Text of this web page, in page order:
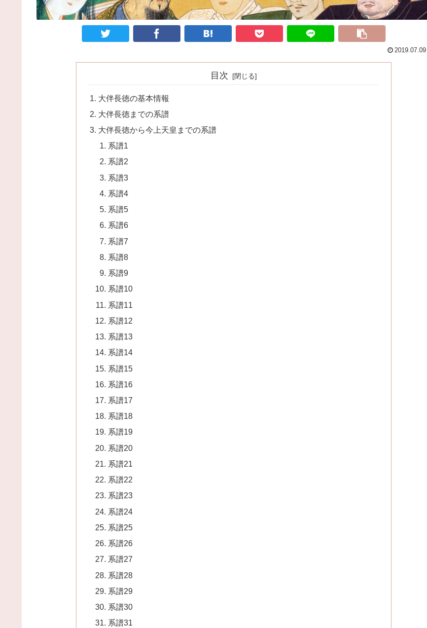
2019.07.09
目次
大伴長徳の基本情報
大伴長徳までの系譜
大伴長徳から今上天皇までの系譜
系譜1
系譜2
系譜3
系譜4
系譜5
系譜6
系譜7
系譜8
系譜9
系譜10
系譜11
系譜12
系譜13
系譜14
系譜15
系譜16
系譜17
系譜18
系譜19
系譜20
系譜21
系譜22
系譜23
系譜24
系譜25
系譜26
系譜27
系譜28
系譜29
系譜30
系譜31